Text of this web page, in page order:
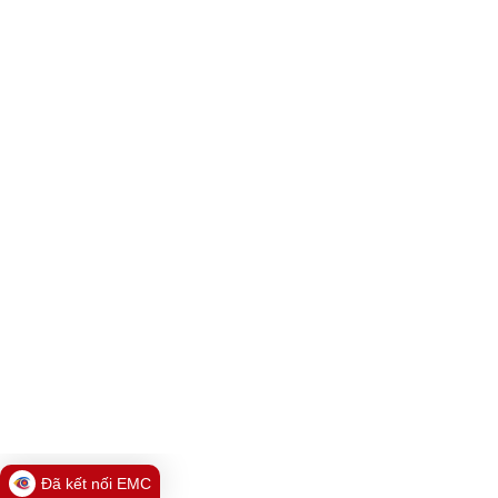
Đã kết nối EMC